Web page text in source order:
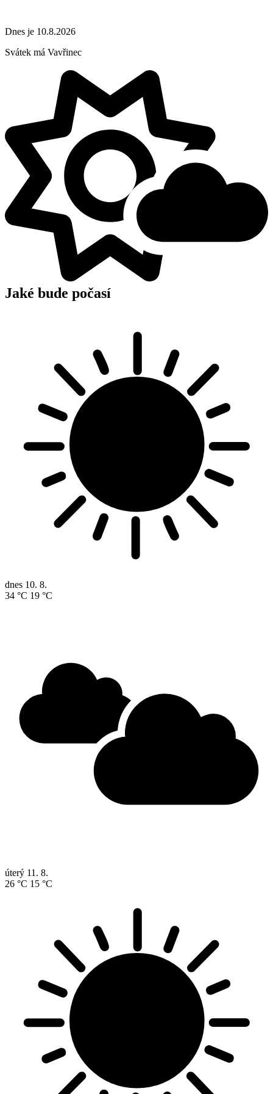
Dnes je 10.8.2026
Svátek má Vavřinec
Jaké bude počasí
dnes 10. 8.
34 °C 19 °C
úterý 11. 8.
26 °C 15 °C